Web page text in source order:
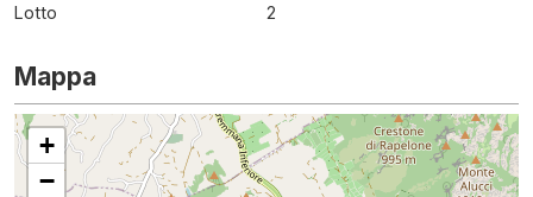
Lotto
2
Mappa
+
−